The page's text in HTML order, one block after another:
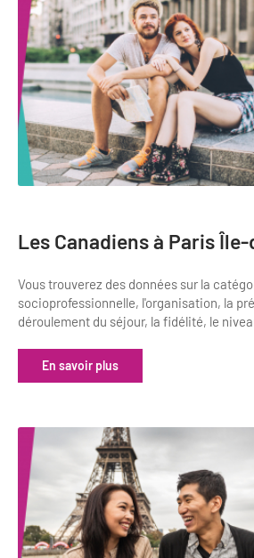
Les Canadiens à Paris
Vous trouverez des données sur la
socioprofessionnelle, l'organisation, la
déroulement du séjour, la fidélité, le
En savoir plus